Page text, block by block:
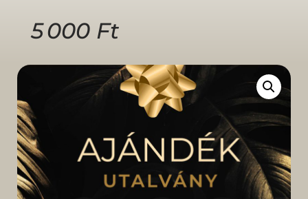
5 000 Ft